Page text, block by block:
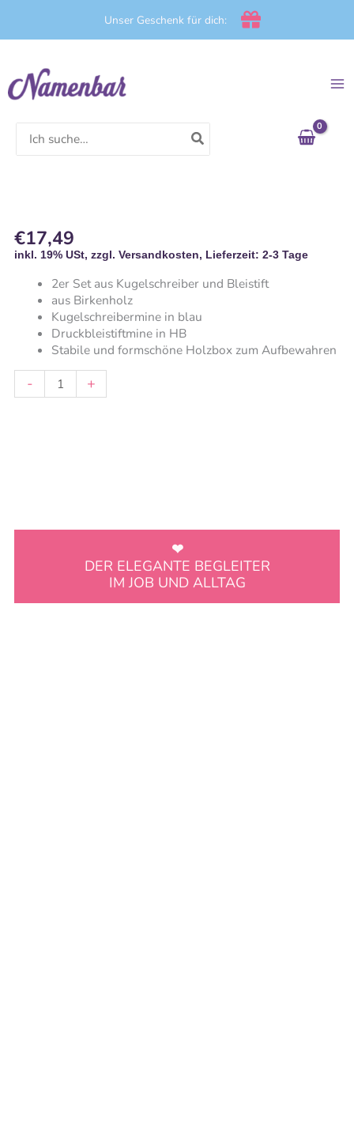
springen
Unser Geschenk für dich:
Search
for:
€17,49
inkl. 19% USt, zzgl. Versandkosten, Lieferzeit: 2-3 Tage
2er Set aus Kugelschreiber und Bleistift
aus Birkenholz
Kugelschreibermine in blau
Druckbleistiftmine in HB
Stabile und formschöne Holzbox zum Aufbewahren
-
Personalisiertes
Schreibset
+
DER ELEGANTE BEGLEITER
IM JOB UND ALLTAG